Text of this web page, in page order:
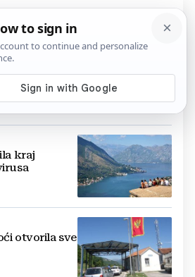
(278 članaka)
kraj
otvorila sve